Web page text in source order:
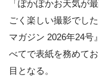
「ぽかぽかお天気が
ごく楽しい撮影でし
マガジン 2026年24号
べてで表紙を務めて
目となる。